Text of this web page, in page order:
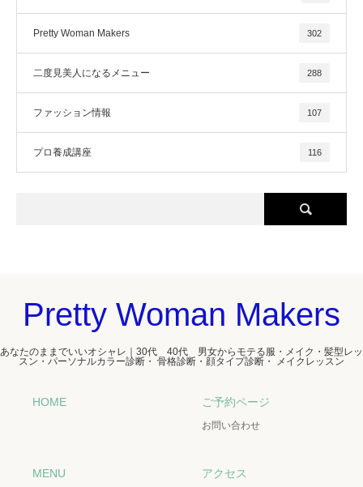
Pretty Woman Makers 302
二度見美人になるメニュー 288
ファッション情報 107
プロ養成講座 116
Pretty Woman Makers
あなたのままでいいオシャレ｜30代 40代 男女からモテる服・メイク・髪型レッ
スン・パーソナルカラー診断・ 骨格診断・顔タイプ診断・ メイクレッスン
HOME ご予約ページ
お問い合わせ
MENU アクセス